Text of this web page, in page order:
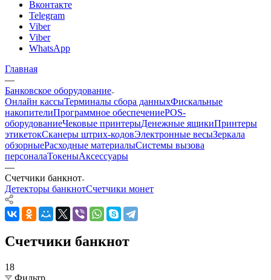
Вконтакте
Telegram
Viber
Viber
WhatsApp
Главная
—
Банковское оборудование
Онлайн кассыТерминалы сбора данныхФискальные
накопителиПрограммное обеспечениеPOS-
оборудованиеЧековые принтерыДенежные ящикиПринтеры
этикетокСканеры штрих-кодовЭлектронные весыЗеркала
обзорныеРасходные материалыСистемы вызова
персоналаТокеныАксессуары
—
Счетчики банкнот
Детекторы банкнотСчетчики монет
Счетчики банкнот
18
Фильтр